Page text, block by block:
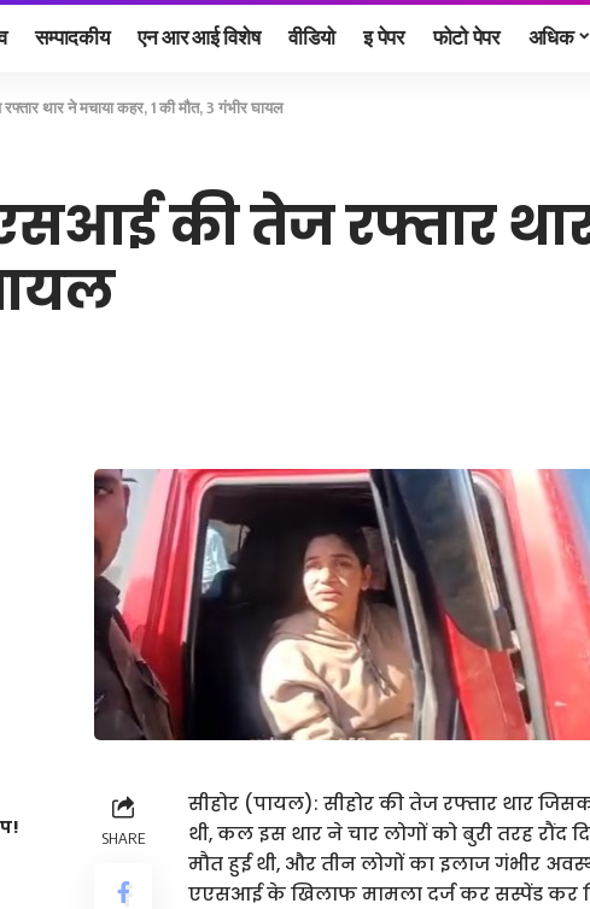
सम्पादकीय एन आर आई विशेष वीडियो इ पेपर फोटो पेपर अधिक
थार ने मचाया कहर, 1 की मौत, 3 गंभीर घायल
की तेज रफ्तार
SHARE
सीहोर (पायल): सीहोर की तेज रफ्तार थार
थी, कल इस थार ने चार लोगों को बुरी तरह रौंद
मौत हुई थी, और तीन लोगों का इलाज गंभीर
एएसआई के खिलाफ मामला दर्ज कर सस्पेंड कर